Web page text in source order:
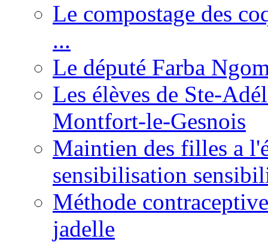
Le compostage des
...
Le député Farba
Les élèves de Ste-
Montfort-le-Gesnois
Maintien des filles a
sensibilisation
Méthode
jadelle